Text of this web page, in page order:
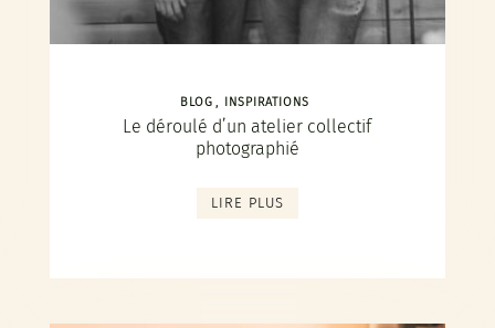
BLOG INSPIRATIONS
Le déroulé d’un atelier collectif
photographié
LIRE PLUS